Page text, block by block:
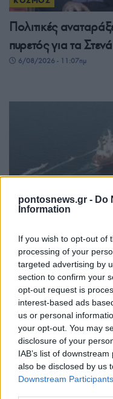
pontosnews.gr - Do
Information
If you wish to opt-out of
processing of your
targeted advertising by
section to confirm your
opt-out request is
interest-based ads
us or personal
your opt-out. You may
disclosure of your
IAB’s list of
also be disclosed by us
Downstream Participants
Πολιτικές
πυρετός για τα
6/08/2026 - 11:07πμ
Στενά του Ορμούζ:
στον καθορισμό
πλοίων
5/08/2026 - 9:12μμ